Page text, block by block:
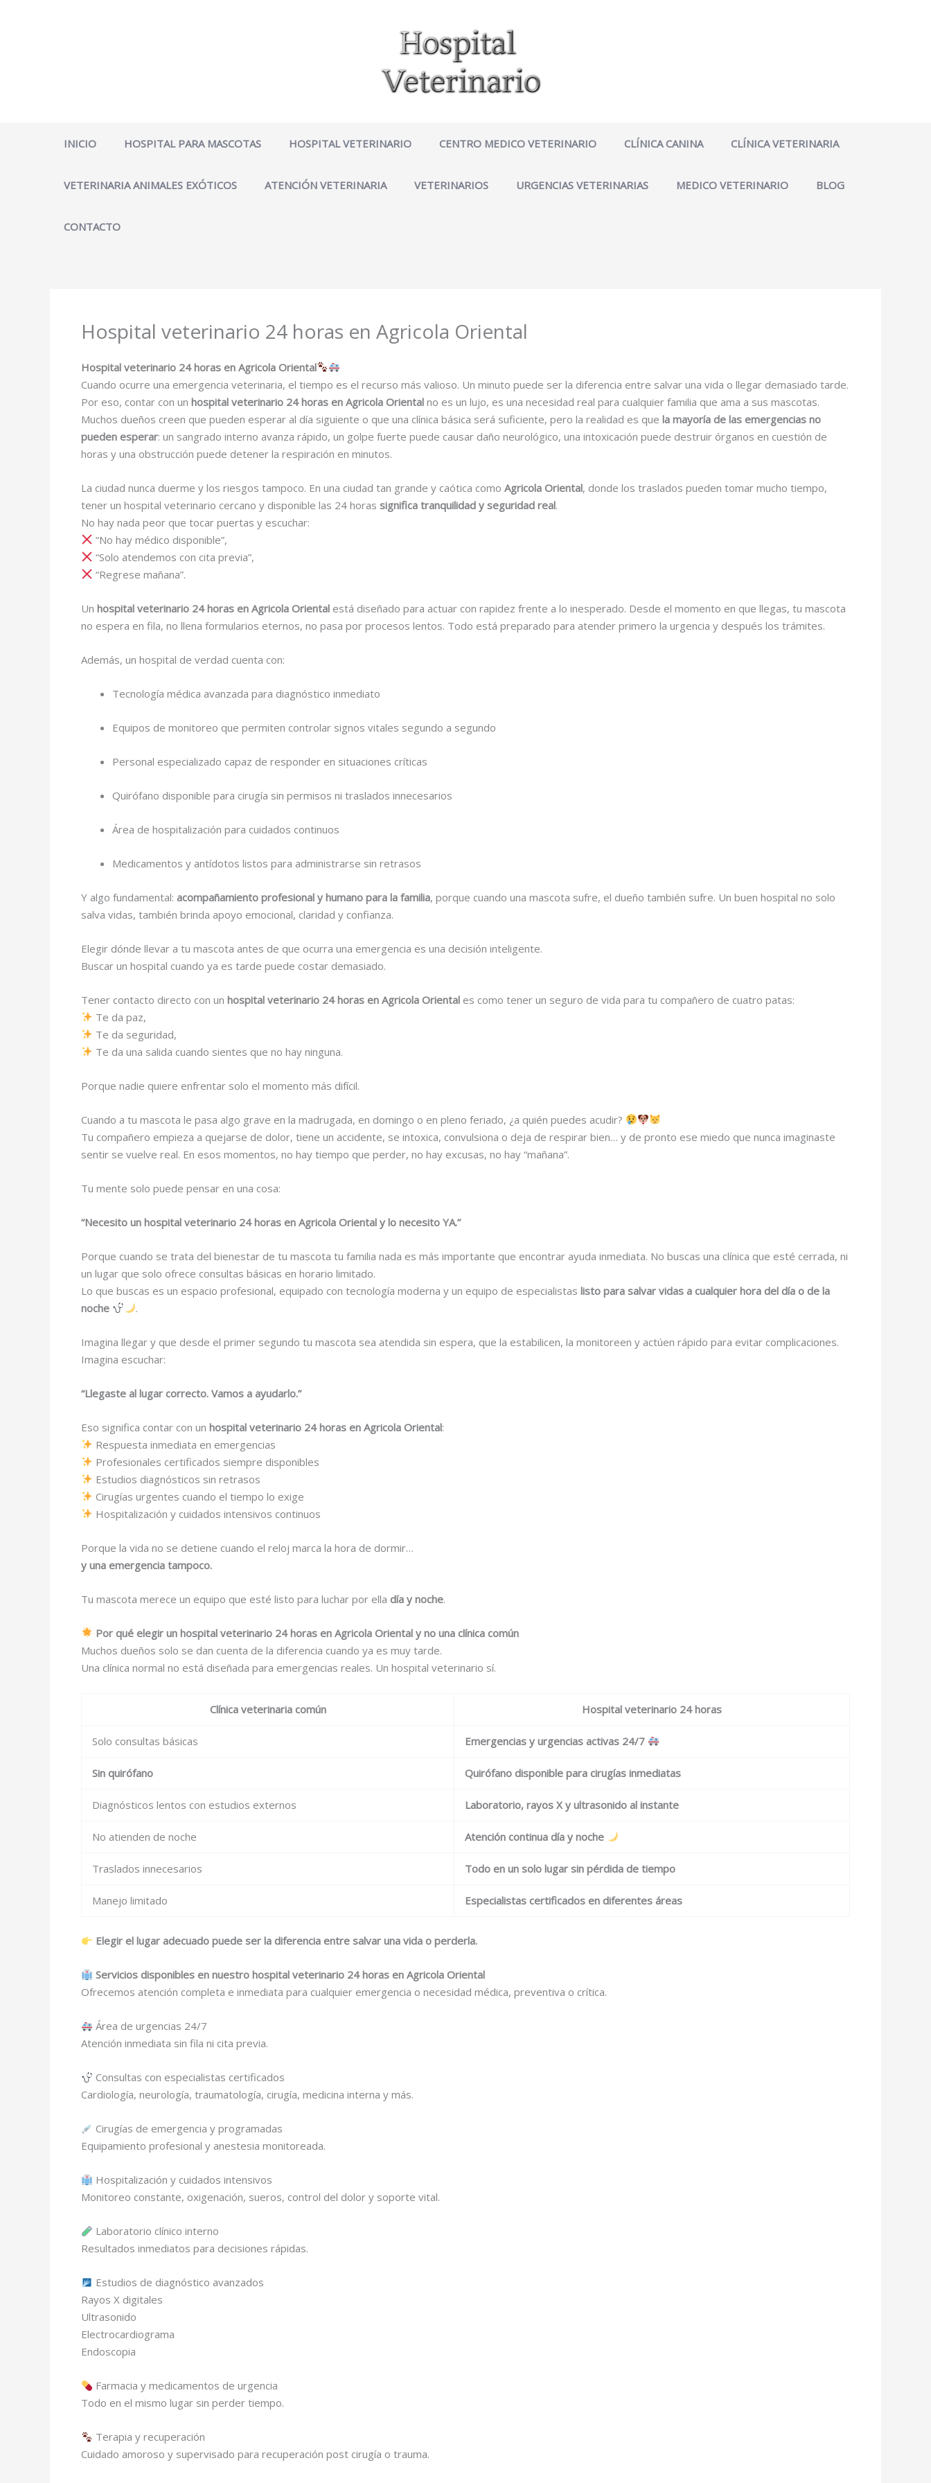
INICIO HOSPITAL PARA MASCOTAS HOSPITAL VETERINARIO CENTRO MEDICO VETERINARIO CLÍNICA CANINA CLÍNICA VETERINARIA
VETERINARIA ANIMALES EXÓTICOS ATENCIÓN VETERINARIA VETERINARIOS URGENCIAS VETERINARIAS MEDICO VETERINARIO BLOG
CONTACTO
Hospital veterinario 24 horas en Agricola Oriental
Hospital veterinario 24 horas en Agricola Oriental
Cuando ocurre una emergencia veterinaria, el tiempo es el recurso más valioso. Un minuto puede ser la diferencia entre salvar una vida o llegar demasiado tarde.
Por eso, contar con un hospital veterinario 24 horas en Agricola Oriental no es un lujo, es una necesidad real para cualquier familia que ama a sus mascotas.
Muchos dueños creen que pueden esperar al día siguiente o que una clínica básica será suficiente, pero la realidad es que la mayoría de las emergencias no
pueden esperar: un sangrado interno avanza rápido, un golpe fuerte puede causar daño neurológico, una intoxicación puede destruir órganos en cuestión de
horas y una obstrucción puede detener la respiración en minutos.
La ciudad nunca duerme y los riesgos tampoco. En una ciudad tan grande y caótica como Agricola Oriental, donde los traslados pueden tomar mucho tiempo,
tener un hospital veterinario cercano y disponible las 24 horas significa tranquilidad y seguridad real.
No hay nada peor que tocar puertas y escuchar:
“No hay médico disponible”,
“Solo atendemos con cita previa”,
“Regrese mañana”.
Un hospital veterinario 24 horas en Agricola Oriental está diseñado para actuar con rapidez frente a lo inesperado. Desde el momento en que llegas, tu mascota
no espera en fila, no llena formularios eternos, no pasa por procesos lentos. Todo está preparado para atender primero la urgencia y después los trámites.
Además, un hospital de verdad cuenta con:
Tecnología médica avanzada para diagnóstico inmediato
Equipos de monitoreo que permiten controlar signos vitales segundo a segundo
Personal especializado capaz de responder en situaciones críticas
Quirófano disponible para cirugía sin permisos ni traslados innecesarios
Área de hospitalización para cuidados continuos
Medicamentos y antídotos listos para administrarse sin retrasos
Y algo fundamental: acompañamiento profesional y humano para la familia, porque cuando una mascota sufre, el dueño también sufre. Un buen hospital no solo
salva vidas, también brinda apoyo emocional, claridad y confianza.
Elegir dónde llevar a tu mascota antes de que ocurra una emergencia es una decisión inteligente.
Buscar un hospital cuando ya es tarde puede costar demasiado.
Tener contacto directo con un hospital veterinario 24 horas en Agricola Oriental es como tener un seguro de vida para tu compañero de cuatro patas:
Te da paz,
Te da seguridad,
Te da una salida cuando sientes que no hay ninguna.
Porque nadie quiere enfrentar solo el momento más difícil.
Cuando a tu mascota le pasa algo grave en la madrugada, en domingo o en pleno feriado, ¿a quién puedes acudir?
Tu compañero empieza a quejarse de dolor, tiene un accidente, se intoxica, convulsiona o deja de respirar bien… y de pronto ese miedo que nunca imaginaste
sentir se vuelve real. En esos momentos, no hay tiempo que perder, no hay excusas, no hay “mañana”.
Tu mente solo puede pensar en una cosa:
“Necesito un hospital veterinario 24 horas en Agricola Oriental y lo necesito YA.”
Porque cuando se trata del bienestar de tu mascota tu familia nada es más importante que encontrar ayuda inmediata. No buscas una clínica que esté cerrada, ni
un lugar que solo ofrece consultas básicas en horario limitado.
Lo que buscas es un espacio profesional, equipado con tecnología moderna y un equipo de especialistas listo para salvar vidas a cualquier hora del día o de la
noche
.
Imagina llegar y que desde el primer segundo tu mascota sea atendida sin espera, que la estabilicen, la monitoreen y actúen rápido para evitar complicaciones.
Imagina escuchar:
“Llegaste al lugar correcto. Vamos a ayudarlo.”
Eso significa contar con un hospital veterinario 24 horas en Agricola Oriental:
Respuesta inmediata en emergencias
Profesionales certificados siempre disponibles
Estudios diagnósticos sin retrasos
Cirugías urgentes cuando el tiempo lo exige
Hospitalización y cuidados intensivos continuos
Porque la vida no se detiene cuando el reloj marca la hora de dormir…
y una emergencia tampoco.
Tu mascota merece un equipo que esté listo para luchar por ella día y noche.
Por qué elegir un hospital veterinario 24 horas en Agricola Oriental y no una clínica común
Muchos dueños solo se dan cuenta de la diferencia cuando ya es muy tarde.
Una clínica normal no está diseñada para emergencias reales. Un hospital veterinario sí.
Clínica veterinaria común Hospital veterinario 24 horas
Solo consultas básicas Emergencias y urgencias activas 24/7
Sin quirófano Quirófano disponible para cirugías inmediatas
Diagnósticos lentos con estudios externos Laboratorio, rayos X y ultrasonido al instante
No atienden de noche Atención continua día y noche
Traslados innecesarios Todo en un solo lugar sin pérdida de tiempo
Manejo limitado Especialistas certificados en diferentes áreas
Elegir el lugar adecuado puede ser la diferencia entre salvar una vida o perderla.
Servicios disponibles en nuestro hospital veterinario 24 horas en Agricola Oriental
Ofrecemos atención completa e inmediata para cualquier emergencia o necesidad médica, preventiva o crítica.
Área de urgencias 24/7
Atención inmediata sin fila ni cita previa.
Consultas con especialistas certificados
Cardiología, neurología, traumatología, cirugía, medicina interna y más.
Cirugías de emergencia y programadas
Equipamiento profesional y anestesia monitoreada.
Hospitalización y cuidados intensivos
Monitoreo constante, oxigenación, sueros, control del dolor y soporte vital.
Laboratorio clínico interno
Resultados inmediatos para decisiones rápidas.
Estudios de diagnóstico avanzados
Rayos X digitales
Ultrasonido
Electrocardiograma
Endoscopia
Farmacia y medicamentos de urgencia
Todo en el mismo lugar sin perder tiempo.
Terapia y recuperación
Cuidado amoroso y supervisado para recuperación post cirugía o trauma.